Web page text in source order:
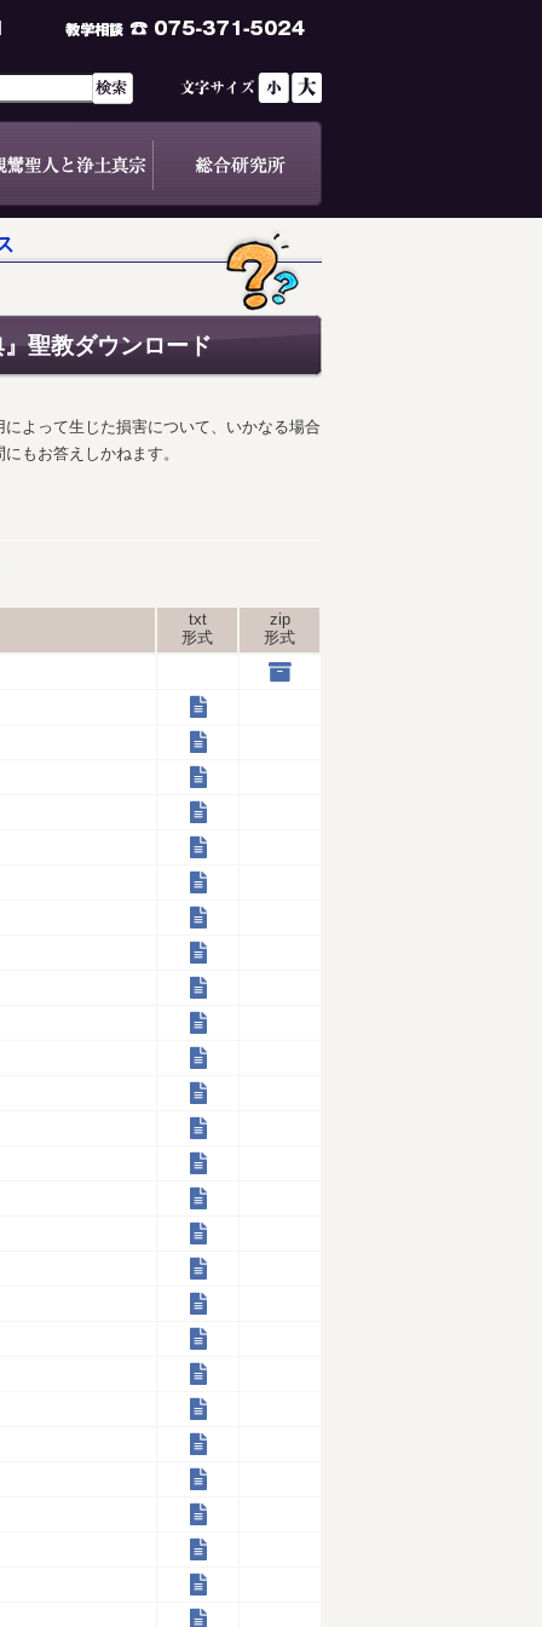
聖教ダウンロード
よって生じた損害について、いかなる場合
もお答えしかねます。
txt
形式
zip
形式